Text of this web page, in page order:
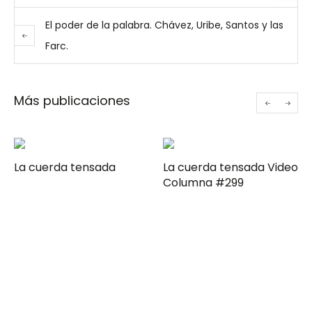
El poder de la palabra. Chávez, Uribe, Santos y las
Farc.
Más publicaciones
La cuerda tensada Video